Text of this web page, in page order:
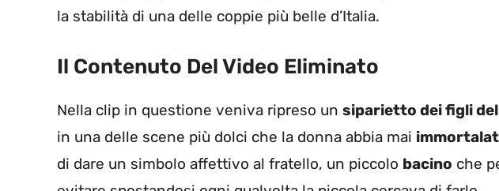
la stabilità di una delle coppie più belle d’Italia.
Il Contenuto Del Video Eliminato
Nella clip in questione veniva ripreso un siparietto dei figli
in una delle scene più dolci che la donna abbia mai
di dare un simbolo affettivo al fratello, un piccolo bacino che